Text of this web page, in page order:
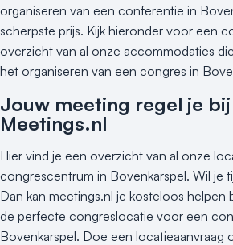
organiseren van een conferentie in
scherpste prijs. Kijk hieronder voor een
overzicht van al onze accommodaties
het organiseren van een congres in
Jouw meeting regel je bij
Meetings.nl
Hier vind je een overzicht van al onze
congrescentrum in Bovenkarspel. Wil je
Dan kan meetings.nl je kosteloos helpen
de perfecte congreslocatie voor een
Bovenkarspel. Doe een locatieaanvraag